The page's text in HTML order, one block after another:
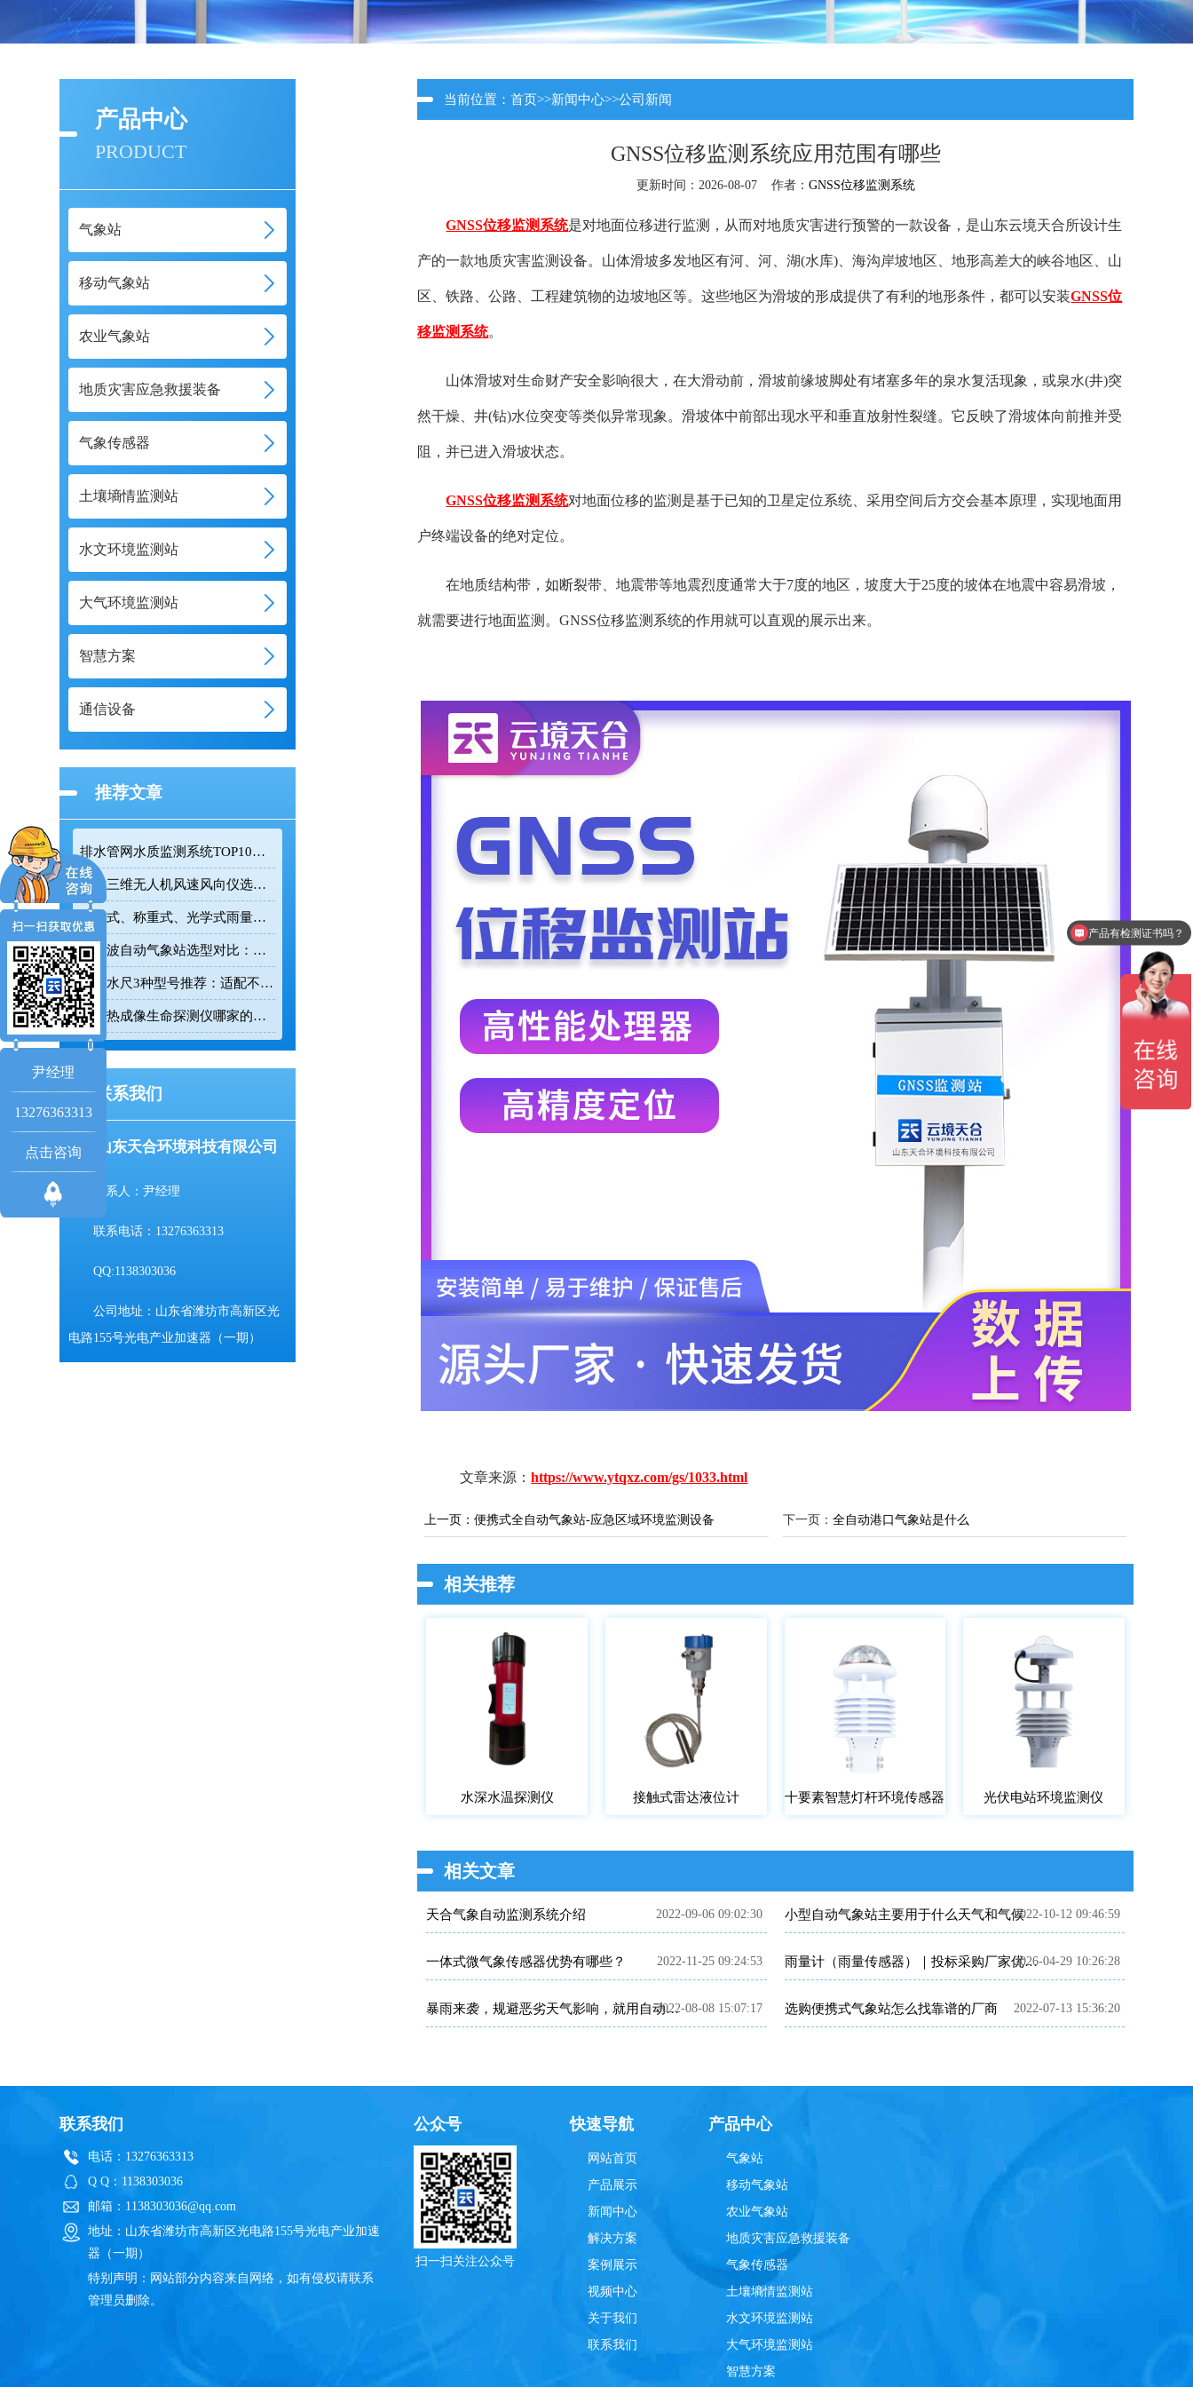
产品中心
PRODUCT
气象站
移动气象站
农业气象站
地质灾害应急救援装备
气象传感器
土壤墒情监测站
水文环境监测站
大气环境监测站
智慧方案
通信设备
推荐文章
排水管网水质监测系统TOP10推荐榜单
迷你三维无人机风速风向仪选型：云境天合TH-F1H助力空中风场监测
翻斗式、称重式、光学式雨量计精度大横评：哪种雨量计测量最准？
超声波自动气象站选型对比：云境天合 TH-CQX6 与天蔚 TW-CQX5 推荐
电子水尺3种型号推荐：适配不同水深监测场景
红外热成像生命探测仪哪家的好用？TH-860TH这款救援项目都在用
联系我们
山东天合环境科技有限公司
联系人：尹经理
联系电话：13276363313
QQ:1138303036
公司地址：山东省潍坊市高新区光
电路155号光电产业加速器（一期）
当前位置：首页>>新闻中心>>公司新闻
GNSS位移监测系统应用范围有哪些
更新时间：2026-08-07 作者： GNSS位移监测系统
GNSS位移监测系统是对地面位移进行监测，从而对地质灾害进行预警的一款设备，是山东云境天合所设计生
产的一款地质灾害监测设备。山体滑坡多发地区有河、河、湖(水库)、海沟岸坡地区、地形高差大的峡谷地区、山
区、铁路、公路、工程建筑物的边坡地区等。这些地区为滑坡的形成提供了有利的地形条件，都可以安装GNSS位
移监测系统。
山体滑坡对生命财产安全影响很大，在大滑动前，滑坡前缘坡脚处有堵塞多年的泉水复活现象，或泉水(井)突
然干燥、井(钻)水位突变等类似异常现象。滑坡体中前部出现水平和垂直放射性裂缝。它反映了滑坡体向前推并受
阻，并已进入滑坡状态。
GNSS位移监测系统对地面位移的监测是基于已知的卫星定位系统、采用空间后方交会基本原理，实现地面用
户终端设备的绝对定位。
在地质结构带，如断裂带、地震带等地震烈度通常大于7度的地区，坡度大于25度的坡体在地震中容易滑坡，
就需要进行地面监测。GNSS位移监测系统的作用就可以直观的展示出来。
文章来源：https://www.ytqxz.com/gs/1033.html
上一页：便携式全自动气象站-应急区域环境监测设备 下一页： 全自动港口气象站是什么
相关推荐
水深水温探测仪 接触式雷达液位计 十要素智慧灯杆环境传感器 光伏电站环境监测仪
相关文章
天合气象自动监测系统介绍 2022-09-06 09:02:30 小型自动气象站主要用于什么天气和气候2022-10-12 09:46:59
一体式微气象传感器优势有哪些？ 2022-11-25 09:24:53 雨量计（雨量传感器）｜投标采购厂家优选推荐
2026-04-29 10:26:28
暴雨来袭，规避恶劣天气影响，就用自动气象站~
2022-08-08 15:07:17 选购便携式气象站怎么找靠谱的厂商 2022-07-13 15:36:20
联系我们
电话：13276363313
Q Q：1138303036
邮箱：1138303036@qq.com
地址：山东省潍坊市高新区光电路155号光电产业加速
器（一期）
特别声明：网站部分内容来自网络，如有侵权请联系
管理员删除。
公众号
扫一扫关注公众号
快速导航
网站首页
产品展示
新闻中心
解决方案
案例展示
视频中心
关于我们
联系我们
产品中心
气象站
移动气象站
农业气象站
地质灾害应急救援装备
气象传感器
土壤墒情监测站
水文环境监测站
大气环境监测站
智慧方案
尹经理
13276363313
点击咨询
设备包含安装吗？
产品有检测证书吗？